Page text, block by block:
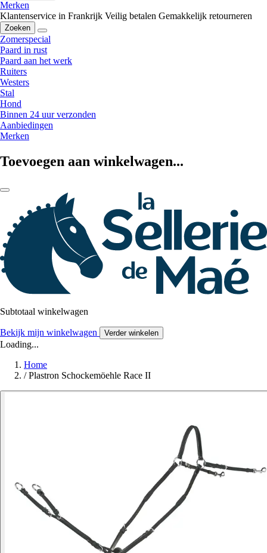
Merken
Klantenservice in Frankrijk Veilig betalen Gemakkelijk retourneren
Zoeken
Zomerspecial
Paard in rust
Paard aan het werk
Ruiters
Westers
Stal
Hond
Binnen 24 uur verzonden
Aanbiedingen
Merken
Toevoegen aan winkelwagen...
Subtotaal winkelwagen
Bekijk mijn winkelwagen Verder winkelen
Loading...
Home
/ Plastron Schockemöehle Race II